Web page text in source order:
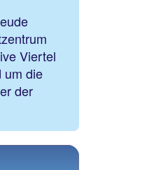
Viertel
um die
der